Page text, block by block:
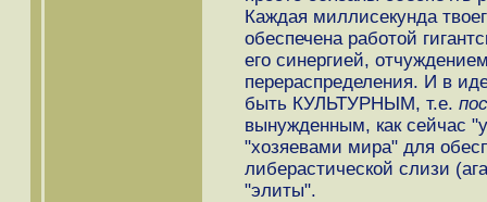
Каждая миллисекунда
обеспечена работой
его синергией,
перераспределения. И в
быть КУЛЬТУРНЫМ, т.е.
вынужденным, как сейчас
"хозяевами мира" для
либерастической слизи
"элиты".